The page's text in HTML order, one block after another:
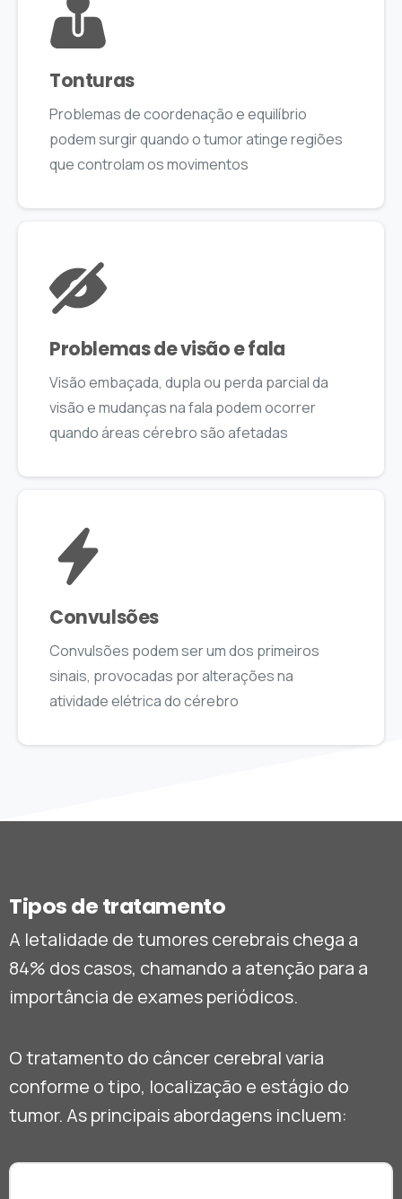
Tonturas
Problemas de coordenação e equilíbrio
podem surgir quando o tumor atinge regiões
que controlam os movimentos
Problemas de visão e fala
Visão embaçada, dupla ou perda parcial da
visão e mudanças na fala podem ocorrer
quando áreas cérebro são afetadas
Convulsões
Convulsões podem ser um dos primeiros
sinais, provocadas por alterações na
atividade elétrica do cérebro
Tipos de tratamento
A letalidade de tumores cerebrais chega a
84% dos casos, chamando a atenção para a
importância de exames periódicos.
O tratamento do câncer cerebral varia
conforme o tipo, localização e estágio do
tumor. As principais abordagens incluem: